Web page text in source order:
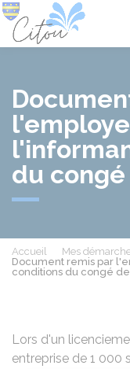
du
Accueil Mes
Document remis par
conditions du congé
Lors d'un
entreprise de 1 000